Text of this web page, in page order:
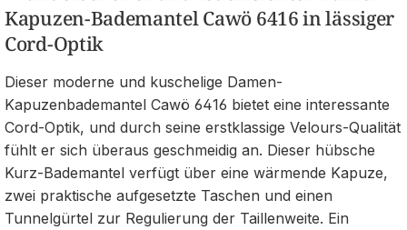
Kapuzen-Bademantel Cawö 6416 in lässiger
Cord-Optik
Dieser moderne und kuschelige Damen-
Kapuzenbademantel Cawö 6416 bietet eine interessante
Cord-Optik, und durch seine erstklassige Velours-Qualität
fühlt er sich überaus geschmeidig an. Dieser hübsche
Kurz-Bademantel verfügt über eine wärmende Kapuze,
zwei praktische aufgesetzte Taschen und einen
Tunnelgürtel zur Regulierung der Taillenweite. Ein